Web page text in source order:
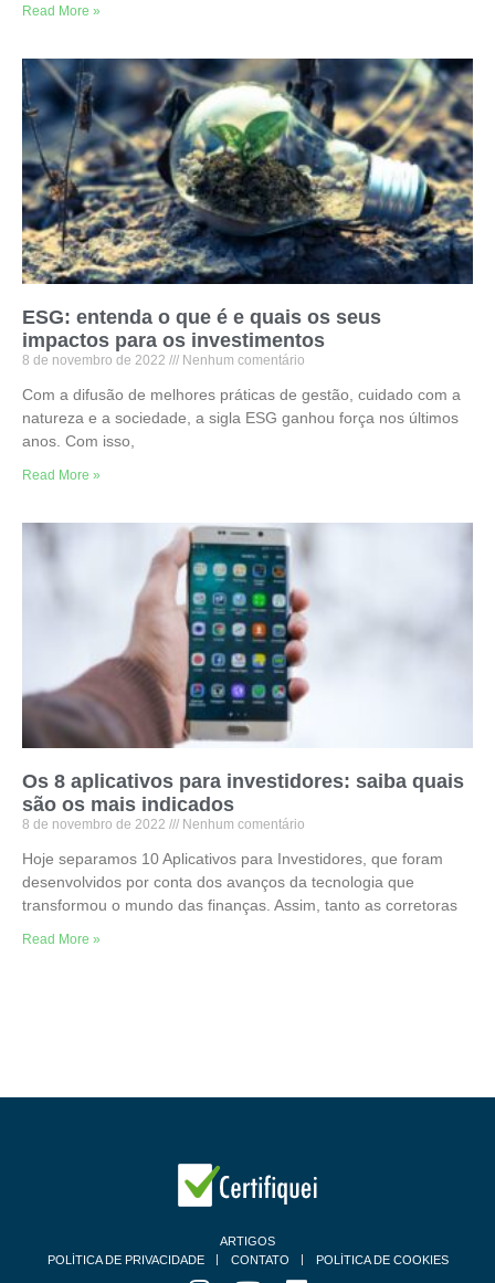
Read More »
ESG: entenda o que é e quais os seus
impactos para os investimentos
8 de novembro de 2022 Nenhum comentário
Com a difusão de melhores práticas de gestão, cuidado com a
natureza e a sociedade, a sigla ESG ganhou força nos últimos
anos. Com isso,
Read More »
Os 8 aplicativos para investidores: saiba quais
são os mais indicados
8 de novembro de 2022 Nenhum comentário
Hoje separamos 10 Aplicativos para Investidores, que foram
desenvolvidos por conta dos avanços da tecnologia que
transformou o mundo das finanças. Assim, tanto as corretoras
Read More »
ARTIGOS
POLÍTICA DE PRIVACIDADE
CONTATO POLÍTICA DE COOKIES